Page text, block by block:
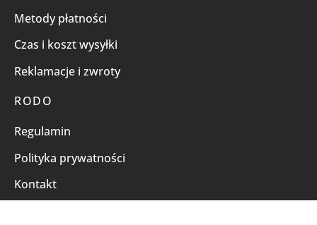
Metody płatności
Czas i koszt wysyłki
Reklamacje i zwroty
RODO
Regulamin
Polityka prywatności
Kontakt